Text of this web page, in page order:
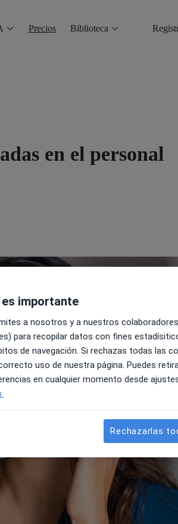
Precios Biblioteca
en el personal
importante
a nosotros y a nuestros
para recopilar datos con fines
de navegación. Si rechazas todas las
uso de nuestra página. Puedes
en cualquier momento desde
Rechazarlas